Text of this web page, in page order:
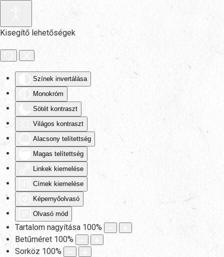
Kisegítő lehetőségek
Színek invertálása
Monokróm
Sötét kontraszt
Világos kontraszt
Alacsony telítettség
Magas telítettség
Linkek kiemelése
Címek kiemelése
Képernyőolvasó
Olvasó mód
Tartalom nagyítása 100%
Betűméret 100%
Sorköz 100%
Fő tartalom átugrása